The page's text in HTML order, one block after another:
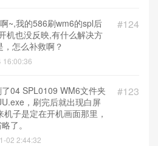
#124
~,我的586刷wm6的spl后
机也没反映,有什么解决方
怎么补救啊？
16:00:36
#123
04 SPL0109 WM6文件夹
，刷完后就出现白屏
子是定在开机画面那里，
了。
02 2:44:32